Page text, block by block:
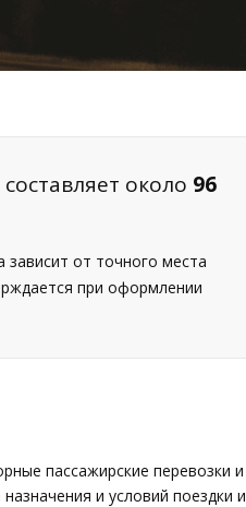
около 96
зависит от точного места
при оформлении
пассажирские перевозки и
и условий поездки и